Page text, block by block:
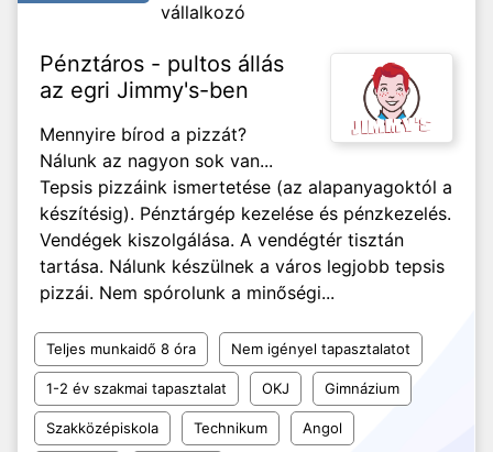
vállalkozó
Pénztáros - pultos állás
az egri Jimmy's-ben
Mennyire bírod a pizzát?
Nálunk az nagyon sok van...
Tepsis pizzáink ismertetése (az alapanyagoktól a
készítésig). Pénztárgép kezelése és pénzkezelés.
Vendégek kiszolgálása. A vendégtér tisztán
tartása. Nálunk készülnek a város legjobb tepsis
pizzái. Nem spórolunk a minőségi...
Teljes munkaidő 8 óra Nem igényel tapasztalatot
1-2 év szakmai tapasztalat OKJ Gimnázium
Szakközépiskola Technikum Angol